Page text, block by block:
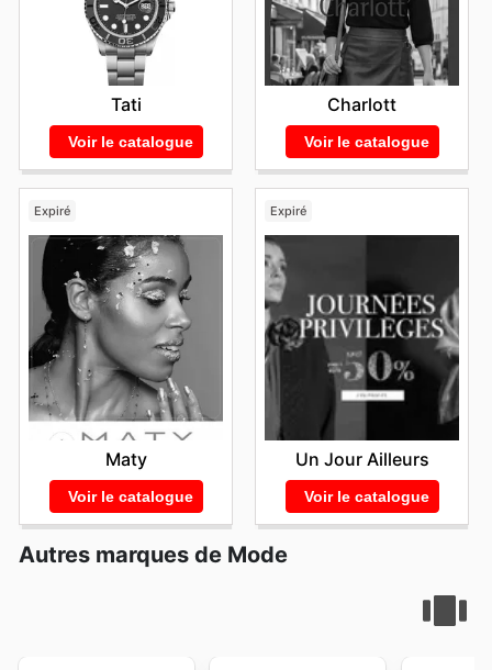
Tati
Voir le catalogue
Charlott
Voir le catalogue
Expiré
Maty
Voir le catalogue
Expiré
Un Jour Ailleurs
Voir le catalogue
Autres marques de Mode